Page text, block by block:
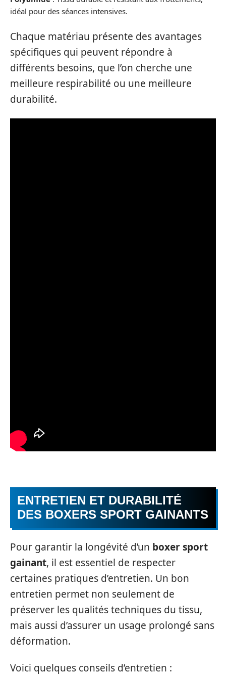
idéal pour des séances intensives.
Chaque matériau présente des avantages
spécifiques qui peuvent répondre à
différents besoins, que l’on cherche une
meilleure respirabilité ou une meilleure
durabilité.
ENTRETIEN ET DURABILITÉ
DES BOXERS SPORT GAINANTS
Pour garantir la longévité d’un boxer sport
gainant, il est essentiel de respecter
certaines pratiques d’entretien. Un bon
entretien permet non seulement de
préserver les qualités techniques du tissu,
mais aussi d’assurer un usage prolongé sans
déformation.
Voici quelques conseils d’entretien :